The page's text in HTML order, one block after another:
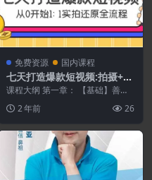
免费资源 国内课程
七天打造爆款短视频:拍摄+剪
辑实操,从0开始1:1实拍还原
实操全流程
课程大纲 第一章： 【基础】善用
能 1.如何让手机...
2 年前 26